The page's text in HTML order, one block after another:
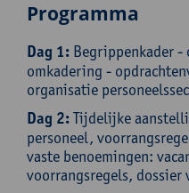
Programma
Dag 1: Begrippenkader -
omkadering -
organisatie
Dag 2:Tijdelijke
personeel,
vaste benoemingen:
voorrangsregels, dossier